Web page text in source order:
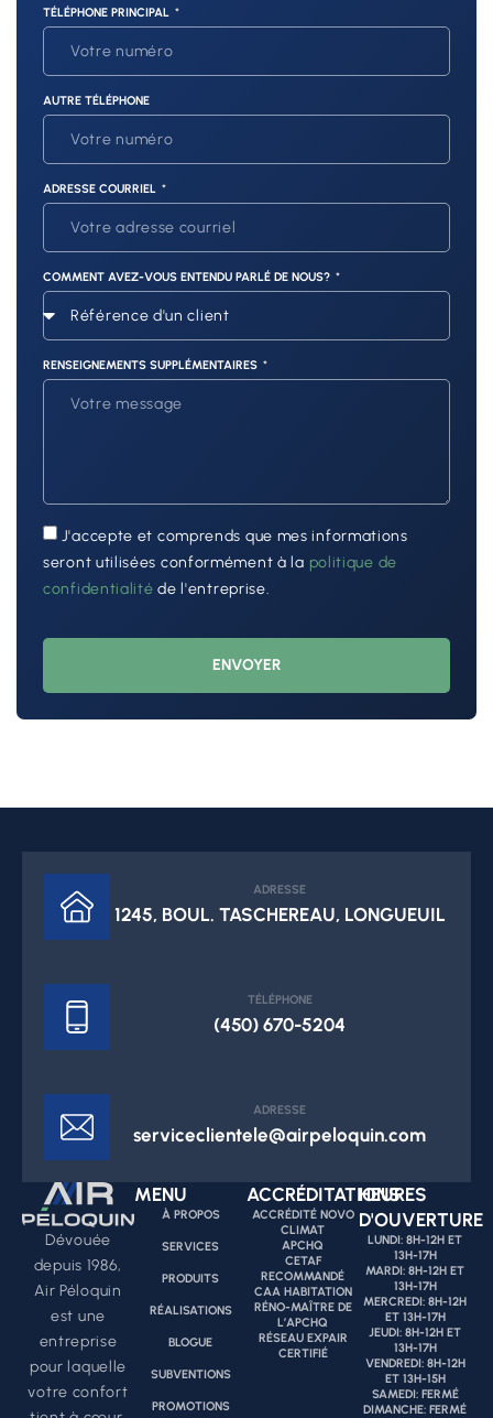
TÉLÉPHONE PRINCIPAL
AUTRE TÉLÉPHONE
ADRESSE COURRIEL
COMMENT AVEZ-VOUS ENTENDU PARLÉ DE NOUS?
RENSEIGNEMENTS SUPPLÉMENTAIRES
J'accepte et comprends que mes informations
seront utilisées conformément à la politique de
confidentialité de l'entreprise.
ENVOYER
ADRESSE
1245, BOUL. TASCHEREAU, LONGUEUIL
TÉLÉPHONE
(450) 670-5204
ADRESSE
serviceclientele@airpeloquin.com
Dévouée
depuis 1986,
Air Péloquin
est une
entreprise
pour laquelle
votre confort
MENU
À PROPOS
SERVICES
PRODUITS
RÉALISATIONS
BLOGUE
SUBVENTIONS
PROMOTIONS
ACCRÉDITATIONS
ACCRÉDITÉ NOVO
CLIMAT
APCHQ
CETAF
RECOMMANDÉ
CAA HABITATION
RÉNO-MAÎTRE DE
L’APCHQ
RÉSEAU EXPAIR
CERTIFIÉ
HEURES
D'OUVERTURE
LUNDI: 8H-12H ET
13H-17H
MARDI: 8H-12H ET
13H-17H
MERCREDI: 8H-12H
ET 13H-17H
JEUDI: 8H-12H ET
13H-17H
VENDREDI: 8H-12H
ET 13H-15H
SAMEDI: FERMÉ
DIMANCHE: FERMÉ